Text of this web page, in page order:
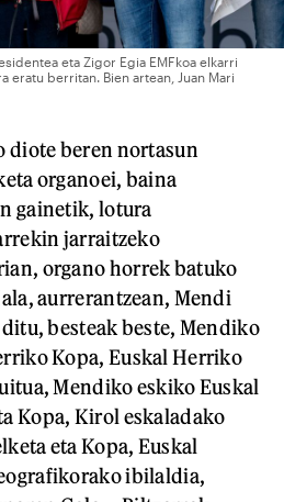
eta Zigor Egia EMFkoa elkarri
eratu berritan. Bien artean, Juan Mari
diote beren nortasun
organoei, baina
gainetik, lotura
jarraitzeko
organo horrek batuko
aurrerantzean, Mendi
besteak beste, Mendiko
Kopa, Euskal Herriko
Mendiko eskiko Euskal
Kopa, Kirol eskaladako
eta Kopa, Euskal
ibilaldia,